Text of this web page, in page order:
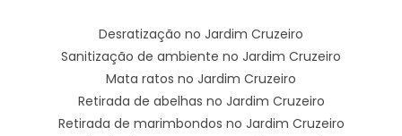
Desratização no Jardim Cruzeiro
Sanitização de ambiente no Jardim Cruzeiro
Mata ratos no Jardim Cruzeiro
Retirada de abelhas no Jardim Cruzeiro
Retirada de marimbondos no Jardim Cruzeiro